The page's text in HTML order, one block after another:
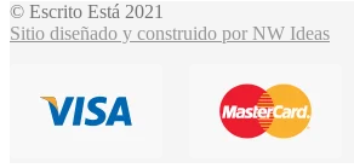
© Escrito Está 2021
Sitio diseñado y construido por NW Ideas